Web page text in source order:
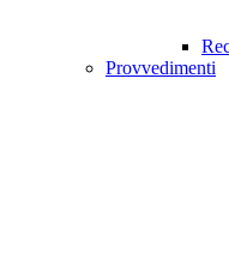
Provvedimenti